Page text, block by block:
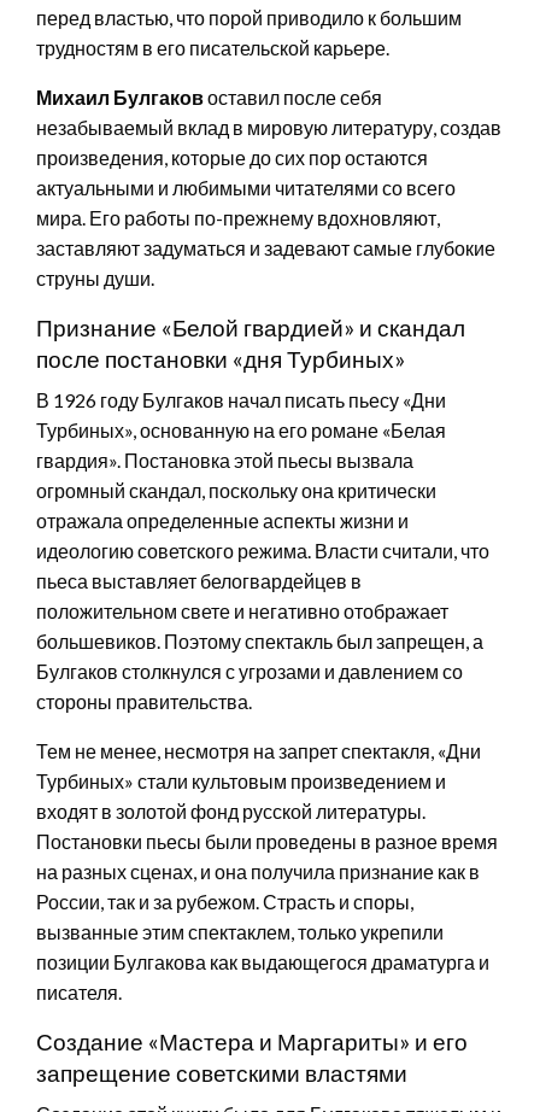
перед властью, что порой приводило к большим
трудностям в его писательской карьере.
Михаил Булгаковоставил после себя
незабываемый вклад в мировую литературу, создав
произведения, которые до сих пор остаются
актуальными и любимыми читателями со всего
мира. Его работы по-прежнему вдохновляют,
заставляют задуматься и задевают самые глубокие
струны души.
Признание «Белой гвардией» и скандал
после постановки «дня Турбиных»
В 1926 году Булгаков начал писать пьесу «Дни
Турбиных», основанную на его романе «Белая
гвардия». Постановка этой пьесы вызвала
огромный скандал, поскольку она критически
отражала определенные аспекты жизни и
идеологию советского режима. Власти считали, что
пьеса выставляет белогвардейцев в
положительном свете и негативно отображает
большевиков. Поэтому спектакль был запрещен, а
Булгаков столкнулся с угрозами и давлением со
стороны правительства.
Тем не менее, несмотря на запрет спектакля, «Дни
Турбиных» стали культовым произведением и
входят в золотой фонд русской литературы.
Постановки пьесы были проведены в разное время
на разных сценах, и она получила признание как в
России, так и за рубежом. Страсть и споры,
вызванные этим спектаклем, только укрепили
позиции Булгакова как выдающегося драматурга и
писателя.
Создание «Мастера и Маргариты» и его
запрещение советскими властями